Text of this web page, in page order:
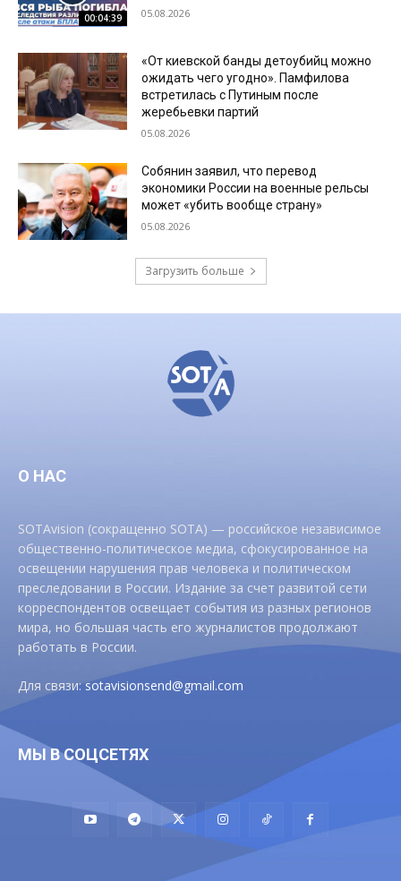
00:04:39 05.08.2026
«От киевской банды детоубийц можно
ожидать чего угодно». Памфилова
встретилась с Путиным после
жеребьевки партий
05.08.2026
Собянин заявил, что перевод
экономики России на военные рельсы
может «убить вообще страну»
05.08.2026
Загрузить больше
О НАС
SOTAvision (сокращенно SOTA) — российское независимое
общественно-политическое медиа, сфокусированное на
освещении нарушения прав человека и политическом
преследовании в России. Издание за счет развитой сети
корреспондентов освещает события из разных регионов
мира, но большая часть его журналистов продолжают
работать в России.
Для связи:sotavisionsend@gmail.com
МЫ В СОЦСЕТЯХ